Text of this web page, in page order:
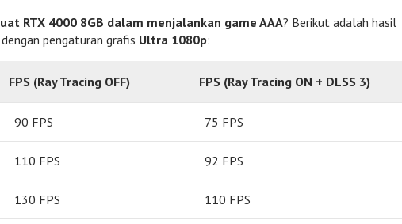
RTX 4000 8GB dalam menjalankan game AAA? Berikut adalah hasil
pengaturan grafis Ultra 1080p:
FPS (Ray Tracing OFF) FPS (Ray Tracing ON + DLSS 3)
90 FPS 75 FPS
110 FPS 92 FPS
130 FPS 110 FPS